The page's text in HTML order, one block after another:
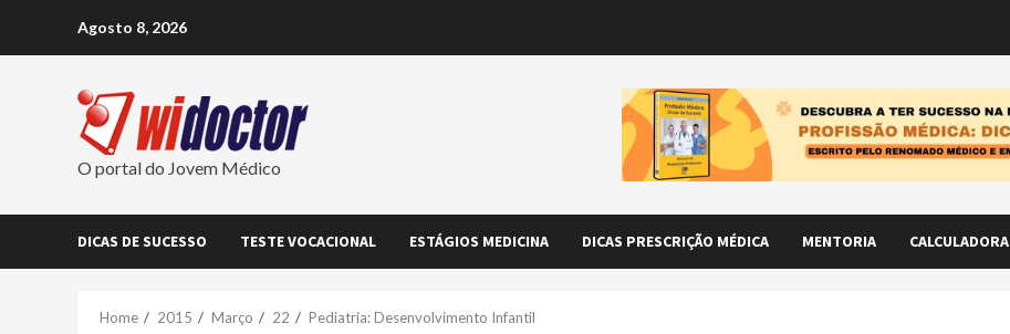
Agosto 8, 2026
O portal do Jovem Médico
DICAS DE SUCESSO TESTE VOCACIONAL ESTÁGIOS MEDICINA DICAS PRESCRIÇÃO MÉDICA MENTORIA CALCULADORA
Home 2015 Março 22 Pediatria: Desenvolvimento Infantil